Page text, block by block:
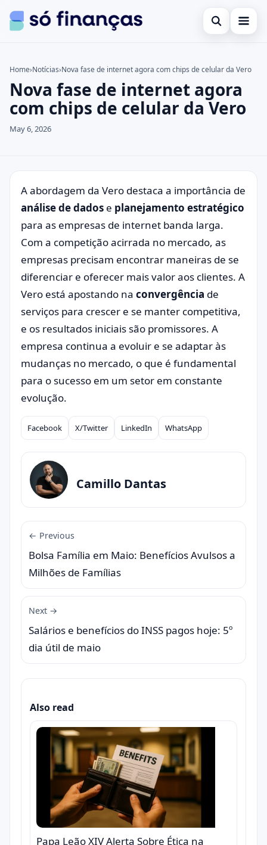
Open search
Empréstimos
Investimentos
Search the site ×
Search for:
Press Enter to search or ESC to close.
Home›Notícias›Nova fase de internet agora com chips de celular da Vero
Nova fase de internet agora
com chips de celular da Vero
May 6, 2026
A abordagem da Vero destaca a importância de
análise de dados e planejamento estratégico
para as empresas de internet banda larga.
Com a competição acirrada no mercado, as
empresas precisam encontrar maneiras de se
diferenciar e oferecer mais valor aos clientes. A
Vero está apostando na convergência de
serviços para crescer e se manter competitiva,
e os resultados iniciais são promissores. A
empresa continua a evoluir e se adaptar às
mudanças no mercado, o que é fundamental
para o sucesso em um setor em constante
evolução.
Compartilhar
Facebook X/Twitter LinkedIn WhatsApp
Camillo Dantas
← Previous
Bolsa Família em Maio: Benefícios Avulsos a
Milhões de Famílias
Next →
Salários e benefícios do INSS pagos hoje: 5º
dia útil de maio
Also read
Papa Leão XIV Alerta Sobre Ética na